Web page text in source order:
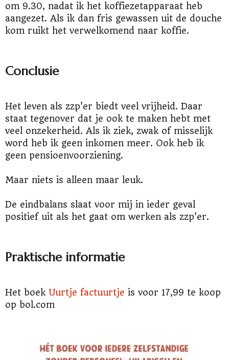
om 9.30, nadat ik het koffiezetapparaat heb
aangezet. Als ik dan fris gewassen uit de douche
kom ruikt het verwelkomend naar koffie.
Conclusie
Het leven als zzp'er biedt veel vrijheid. Daar
staat tegenover dat je ook te maken hebt met
veel onzekerheid. Als ik ziek, zwak of misselijk
word heb ik geen inkomen meer. Ook heb ik
geen pensioenvoorziening.
Maar niets is alleen maar leuk.
De eindbalans slaat voor mij in ieder geval
positief uit als het gaat om werken als zzp'er.
Praktische informatie
Het boek Uurtje factuurtje is voor 17,99 te koop
op bol.com